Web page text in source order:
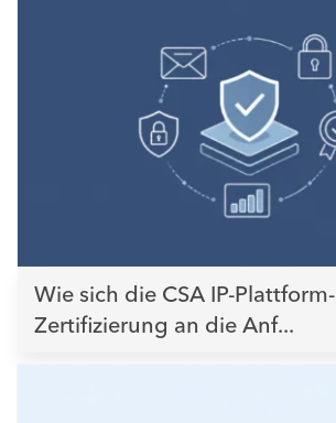
Wie sich die CSA IP-Plattform-
Zertifizierung an die Anf...